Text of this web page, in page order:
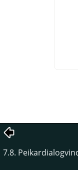
7.8.